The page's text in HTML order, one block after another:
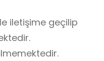
iletişime geçilip